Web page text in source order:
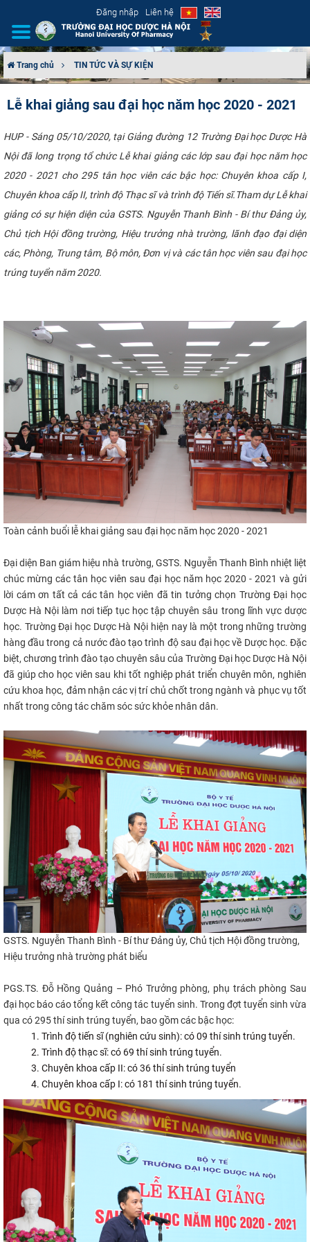
Đăng nhập Liên hệ
TUYỂN SINH
ĐÀO TẠO
ĐẢM BẢO CHẤT LƯỢNG
KHOA HỌC CÔNG NGHỆ
CỰU NGƯỜI HỌC
Trang chủ TIN TỨC VÀ SỰ KIỆN
Lễ khai giảng sau đại học năm học 2020 - 2021
​HUP - Sáng 05/10/2020, tại Giảng đường 12 Trường Đại học Dược Hà
Nội đã long trọng tổ chức Lễ khai giảng các lớp sau đại học năm học
2020 - 2021 cho 295 tân học viên các bậc học: Chuyên khoa cấp I,
Chuyên khoa cấp II, trình độ Thạc sĩ và trình độ Tiến sĩ.Tham dự Lễ khai
giảng có sự hiện diện của GSTS. Nguyễn Thanh Bình - Bí thư Đảng ủy,
Chủ tịch Hội đồng trường, Hiệu trưởng nhà trường, lãnh đạo đại diện
các, Phòng, Trung tâm, Bộ môn, Đơn vị và các tân học viên sau đại học
trúng tuyển năm 2020.
Toàn cảnh buổi lễ khai giảng sau đại học năm học 2020 - 2021
Đại diện Ban giám hiệu nhà trường, GSTS. Nguyễn Thanh Bình nhiệt liệt
chúc mừng các tân học viên sau đại học năm học 2020 - 2021 và gửi
lời cám ơn tất cả các tân học viên đã tin tưởng chọn Trường Đại học
Dược Hà Nội làm nơi tiếp tục học tập chuyên sâu trong lĩnh vực dược
học. Trường Đại học Dược Hà Nội hiện nay là một trong những trường
hàng đầu trong cả nước đào tạo trình độ sau đại học về Dược học. Đặc
biệt, chương trình đào tạo chuyên sâu của Trường Đại học Dược Hà Nội
đã giúp cho học viên sau khi tốt nghiệp phát triển chuyên môn, nghiên
cứu khoa học, đảm nhận các vị trí chủ chốt trong ngành và phục vụ tốt
nhất trong công tác chăm sóc sức khỏe nhân dân.
GSTS. Nguyễn Thanh Bình - Bí thư Đảng ủy, Chủ tịch Hội đồng trường,
Hiệu trưởng nhà trường phát biểu
PGS.TS. Đỗ Hồng Quảng – Phó Trưởng phòng, phụ trách phòng Sau
đại học báo cáo tổng kết công tác tuyển sinh. Trong đợt tuyển sinh vừa
qua có 295 thí sinh trúng tuyển, bao gồm các bậc học:
Trình độ tiến sĩ (nghiên cứu sinh): có 09 thí sinh trúng tuyển.
Trình độ thạc sĩ: có 69 thí sinh trúng tuyển.
Chuyên khoa cấp II: có 36 thí sinh trúng tuyển
Chuyên khoa cấp I: có 181 thí sinh trúng tuyển.